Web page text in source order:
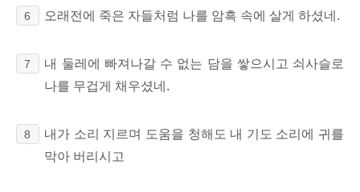
6 오래전에 죽은 자들처럼 나를 암흑 속에 살게 하셨네.
7
내 둘레에 빠져나갈 수 없는 담을 쌓으시고 쇠사슬로
나를 무겁게 채우셨네.
8
내가 소리 지르며 도움을 청해도 내 기도 소리에 귀를
막아 버리시고